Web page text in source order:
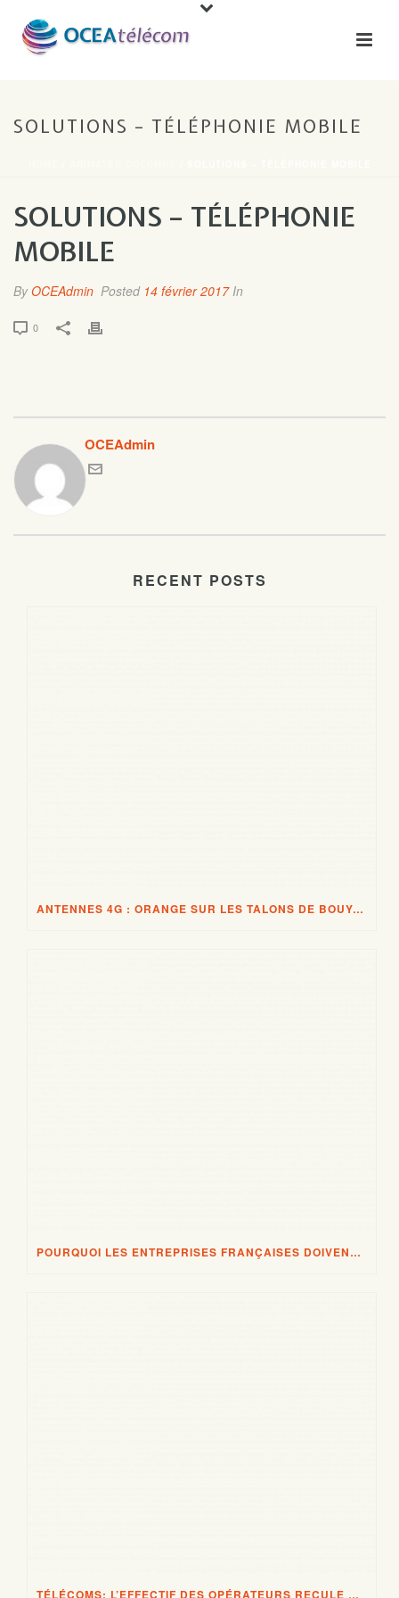
SOLUTIONS – TÉLÉPHONIE MOBILE
SOLUTIONS – TÉLÉPHONIE
MOBILE
ByOCEAdmin Posted 14 février 2017In
0
OCEAdmin
RECENT POSTS
ANTENNES 4G : ORANGE SUR LES TALONS DE BOUYGUES TELECOM
POURQUOI LES ENTREPRISES FRANÇAISES DOIVENT ÊTRE TRÈS PRUDENTES AVEC LES CLOUD ET AUTRES SERVICES IT DE FOURNISSEURS US
TÉLÉCOMS: L’EFFECTIF DES OPÉRATEURS RECULE À NOUVEAU